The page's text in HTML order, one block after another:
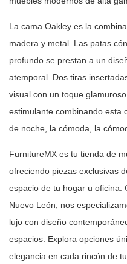
La cama Oakley es la
madera y metal. Las patas
profundo se prestan a un
atemporal. Dos tiras
visual con un toque
estimulante combinando esta
de noche, la cómoda, la
FurnitureMX es tu tienda de
ofreciendo piezas exclusivas
espacio de tu hogar u oficina.
Nuevo León, nos
lujo con diseño
espacios. Explora opciones
elegancia en cada rincón de